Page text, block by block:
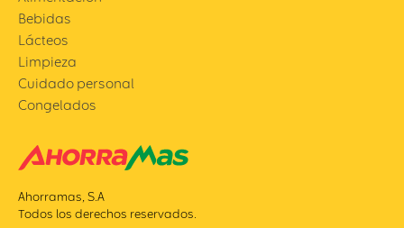
Bebidas
Lácteos
Limpieza
Cuidado personal
Congelados
Ahorramas, S.A
Todos los derechos reservados.